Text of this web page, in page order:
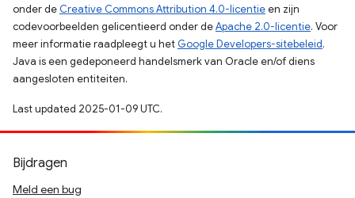
onder de Creative Commons Attribution 4.0-licentieen zijn
codevoorbeelden gelicentieerd onder deApache 2.0-licentie. Voor
meer informatie raadpleegt u het Google Developers-sitebeleid.
Java is een gedeponeerd handelsmerk van Oracle en/of diens
aangesloten entiteiten.
Last updated 2025-01-09 UTC.
Bijdragen
Meld een bug